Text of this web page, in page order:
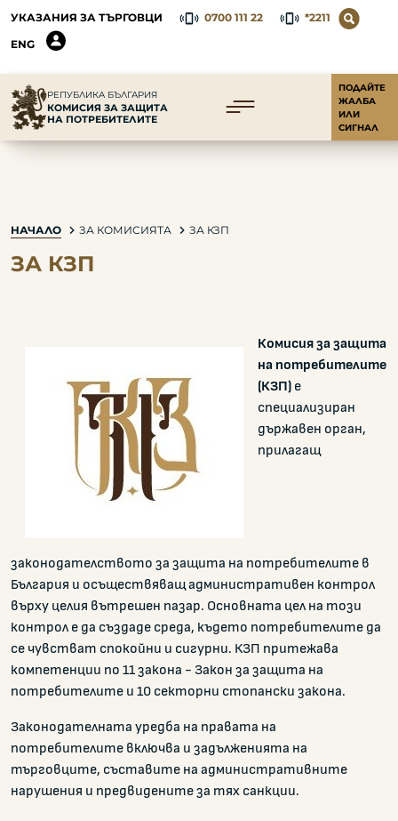
УКАЗАНИЯ ЗА ТЪРГОВЦИ 0700 111 22
*2211
ENG
РЕПУБЛИКА БЪЛГАРИЯ
КОМИСИЯ ЗА ЗАЩИТА
НА ПОТРЕБИТЕЛИТЕ
ПОДАЙТЕ
ЖАЛБА
ИЛИ
СИГНАЛ
НАЧАЛО ЗА КОМИСИЯТА ЗА КЗП
ЗА КЗП
Комисия за защита
на потребителите
(КЗП) е
специализиран
държавен орган,
прилагащ
законодателството за защита на потребителите в
България и осъществяващ административен контрол
върху целия вътрешен пазар. Основната цел на този
контрол е да създаде среда, където потребителите да
се чувстват спокойни и сигурни. КЗП притежава
компетенции по 11 закона - Закон за защита на
потребителите и 10 секторни стопански закона.
Законодателната уредба на правата на
потребителите включва и задълженията на
търговците, съставите на административните
нарушения и предвидените за тях санкции.